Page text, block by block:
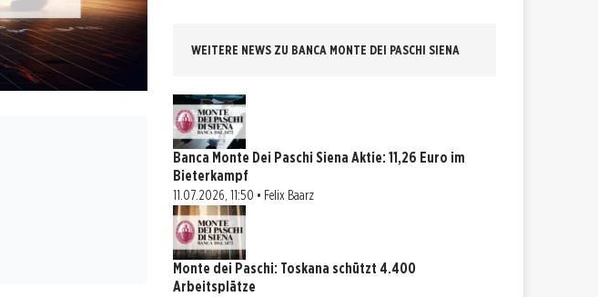
WEITERE NEWS ZU BANCA MONTE DEI PASCHI SIENA
Banca Monte Dei Paschi Siena Aktie: 11,26 Euro im
Bieterkampf
11.07.2026, 11:50 • Felix Baarz
Monte dei Paschi: Toskana schützt 4.400
Arbeitsplätze